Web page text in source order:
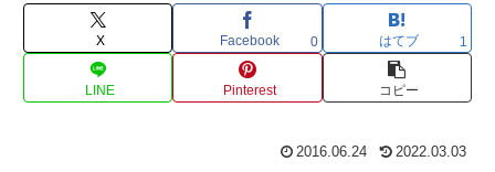
X Facebook 0 はてブ 1
LINE Pinterest コピー
2016.06.24 2022.03.03